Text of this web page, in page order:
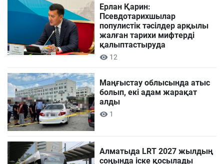
Ерлан Қарин:
Псевдотарихшылар
популистік тәсілдер арқылы
жалған тарихи мифтерді
қалыптастыруда
12
Маңғыстау облысында атыс
болып, екі адам жарақат
алды
1
Алматыда LRT 2027 жылдың
соңында іске қосылады